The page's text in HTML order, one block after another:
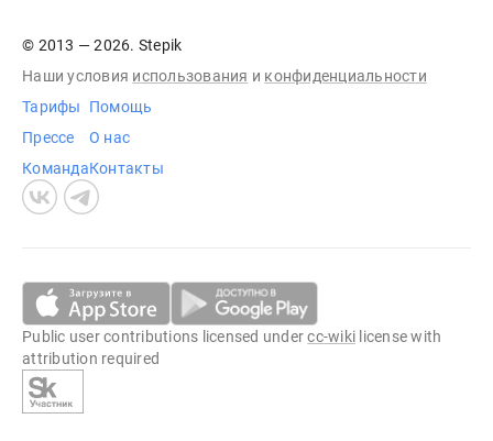
© 2013 — 2026. Stepik
Наши условия использования и конфиденциальности
Тарифы
Прессе
Команда
Помощь
О нас
Контакты
Public user contributions licensed undercc-wiki license with
attribution required